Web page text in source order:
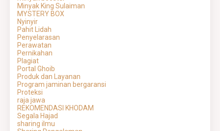
Minyak King Sulaiman
MYSTERY BOX
Nyinyir
Pahit Lidah
Penyelarasan
Perawatan
Pernikahan
Plagiat
Portal Ghoib
Produk dan Layanan
Program jaminan bergaransi
Proteksi
raja jawa
REKOMENDASI KHODAM
Segala Hajad
sharing ilmu